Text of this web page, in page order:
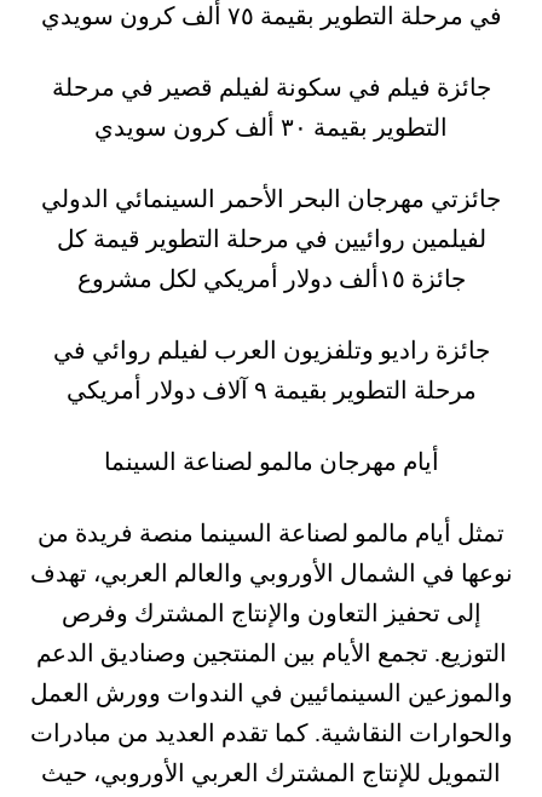
في مرحلة التطوير بقيمة ٧٥ ألف كرون سويدي
جائزة فيلم في سكونة لفيلم قصير في مرحلة
التطوير بقيمة ٣٠ ألف كرون سويدي
جائزتي مهرجان البحر الأحمر السينمائي الدولي
لفيلمين روائيين في مرحلة التطوير قيمة كل
جائزة ١٥ألف دولار أمريكي لكل مشروع
جائزة راديو وتلفزيون العرب لفيلم روائي في
مرحلة التطوير بقيمة ٩ آلاف دولار أمريكي
أيام مهرجان مالمو لصناعة السينما
تمثل أيام مالمو لصناعة السينما منصة فريدة من
نوعها في الشمال الأوروبي والعالم العربي، تهدف
إلى تحفيز التعاون والإنتاج المشترك وفرص
التوزيع. تجمع الأيام بين المنتجين وصناديق الدعم
والموزعين السينمائيين في الندوات وورش العمل
والحوارات النقاشية. كما تقدم العديد من مبادرات
التمويل للإنتاج المشترك العربي الأوروبي، حيث